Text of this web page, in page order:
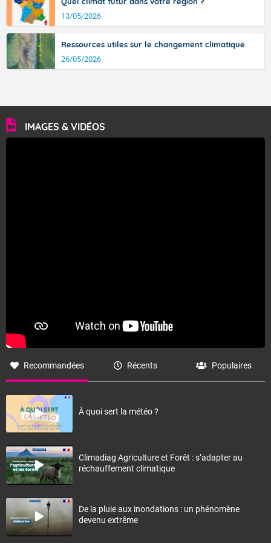
13/05/2026
Ressources utiles sur le changement climatique
26/05/2026
IMAGES & VIDÉOS
Recommandées Récents Populaires
À quoi sert la météo ?
Climadiag Agriculture et Forêt : s’adapter au
réchauffement climatique
De la pluie aux inondations : un phénomène
devenu extrême